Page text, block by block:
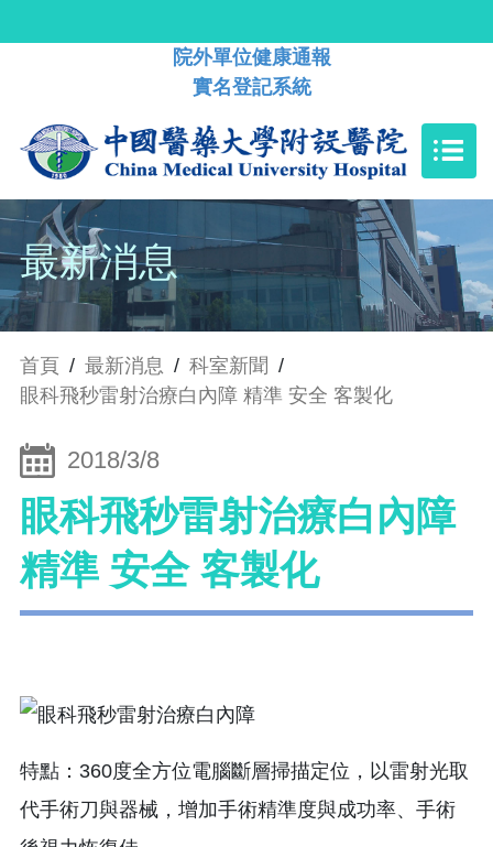
院外單位健康通報
實名登記系統
最新消息
首頁 / 最新消息 / 科室新聞 /
眼科飛秒雷射治療白內障 精準 安全 客製化
2018/3/8
眼科飛秒雷射治療白內障
精準 安全 客製化
特點：360度全方位電腦斷層掃描定位，以雷射光取
代手術刀與器械，增加手術精準度與成功率、手術